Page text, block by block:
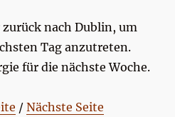
nach Dublin, um
Tag anzutreten.
für die nächste Woche.
/ Nächste Seite